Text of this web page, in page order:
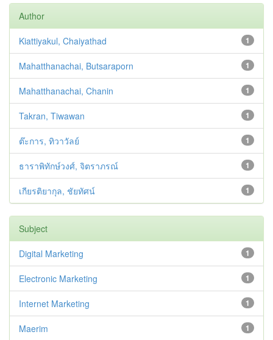
Author
1
Kiattiyakul, Chaiyathad
1
Mahatthanachai, Butsaraporn
1
Mahatthanachai, Chanin
1
Takran, Tiwawan
1
ต๊ะการ, ทิวาวัลย์
1
ธาราพิทักษ์วงศ์, จิตราภรณ์
1
เกียรติยากุล, ชัยทัศน์
Subject
1
Digital Marketing
1
Electronic Marketing
1
Internet Marketing
1
Maerim